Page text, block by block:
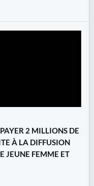
2 MILLIONS DE
À LA DIFFUSION
JEUNE FEMME ET